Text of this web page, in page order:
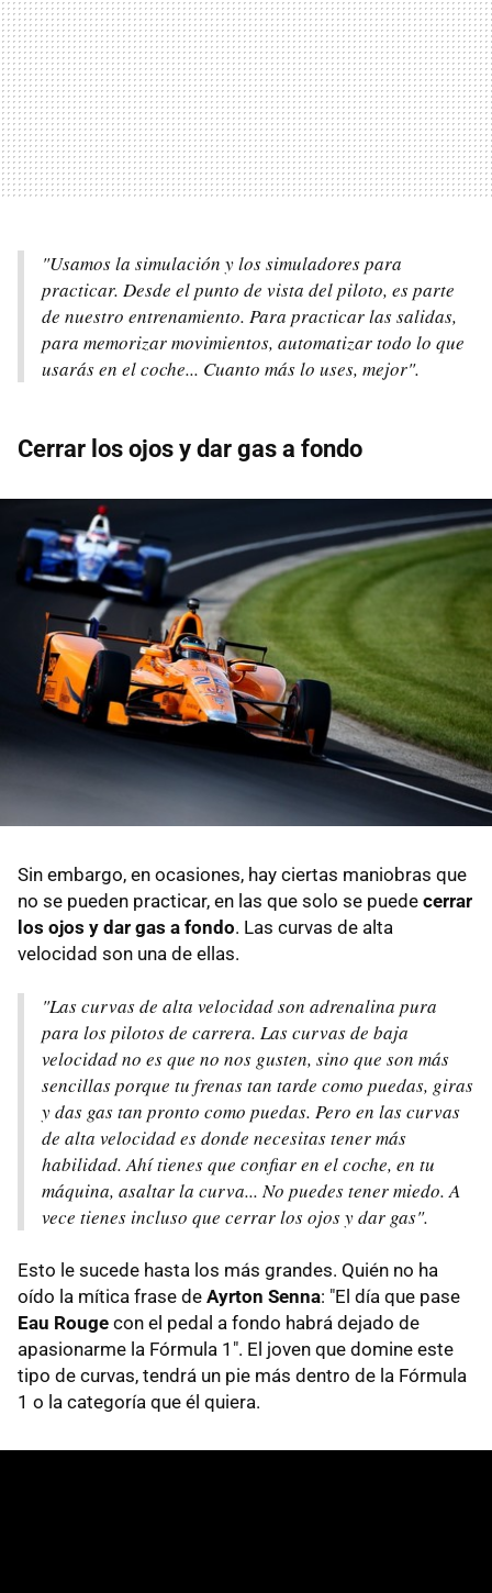
"Usamos la simulación y los simuladores para
practicar. Desde el punto de vista del piloto, es parte
de nuestro entrenamiento. Para practicar las salidas,
para memorizar movimientos, automatizar todo lo que
usarás en el coche... Cuanto más lo uses, mejor".
Cerrar los ojos y dar gas a fondo
Sin embargo, en ocasiones, hay ciertas maniobras que
no se pueden practicar, en las que solo se puede cerrar
los ojos y dar gas a fondo. Las curvas de alta
velocidad son una de ellas.
"Las curvas de alta velocidad son adrenalina pura
para los pilotos de carrera. Las curvas de baja
velocidad no es que no nos gusten, sino que son más
sencillas porque tu frenas tan tarde como puedas, giras
y das gas tan pronto como puedas. Pero en las curvas
de alta velocidad es donde necesitas tener más
habilidad. Ahí tienes que confiar en el coche, en tu
máquina, asaltar la curva... No puedes tener miedo. A
vece tienes incluso que cerrar los ojos y dar gas".
Esto le sucede hasta los más grandes. Quién no ha
oído la mítica frase de Ayrton Senna: "El día que pase
Eau Rouge con el pedal a fondo habrá dejado de
apasionarme la Fórmula 1". El joven que domine este
tipo de curvas, tendrá un pie más dentro de la Fórmula
1 o la categoría que él quiera.